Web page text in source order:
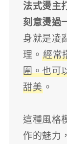
法式燙主
刻意燙過
身就是凌
理。經常
圍。也可
甜美 。
這種風格
作的魅力